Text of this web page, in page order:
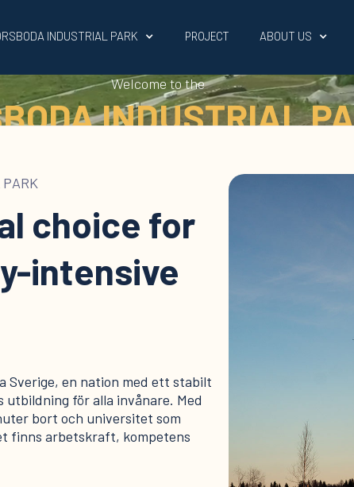
INDUSTRIAL PARK PROJECT ABOUT US
Welcome to the
INDUSTRIAL
choice for
intensive
Sverige, en nation med ett stabilt
för alla invånare. Med
bort och universitet som
finns arbetskraft, kompetens